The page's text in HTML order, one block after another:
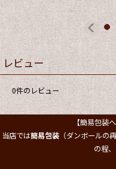
レビュー
0件のレビュー
【簡易包装へ
当店では簡易包装（ダンボールの
の程